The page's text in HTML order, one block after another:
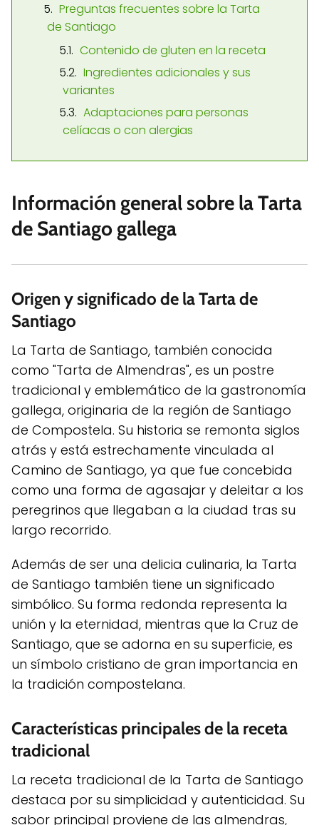
Preguntas frecuentes sobre la Tarta
de Santiago
Contenido de gluten en la receta
Ingredientes adicionales y sus
variantes
Adaptaciones para personas
celíacas o con alergias
Información general sobre la Tarta
de Santiago gallega
Origen y significado de la Tarta de
Santiago
La Tarta de Santiago, también conocida
como "Tarta de Almendras", es un postre
tradicional y emblemático de la gastronomía
gallega, originaria de la región de Santiago
de Compostela. Su historia se remonta siglos
atrás y está estrechamente vinculada al
Camino de Santiago, ya que fue concebida
como una forma de agasajar y deleitar a los
peregrinos que llegaban a la ciudad tras su
largo recorrido.
Además de ser una delicia culinaria, la Tarta
de Santiago también tiene un significado
simbólico. Su forma redonda representa la
unión y la eternidad, mientras que la Cruz de
Santiago, que se adorna en su superficie, es
un símbolo cristiano de gran importancia en
la tradición compostelana.
Características principales de la receta
tradicional
La receta tradicional de la Tarta de Santiago
destaca por su simplicidad y autenticidad. Su
sabor principal proviene de las almendras,